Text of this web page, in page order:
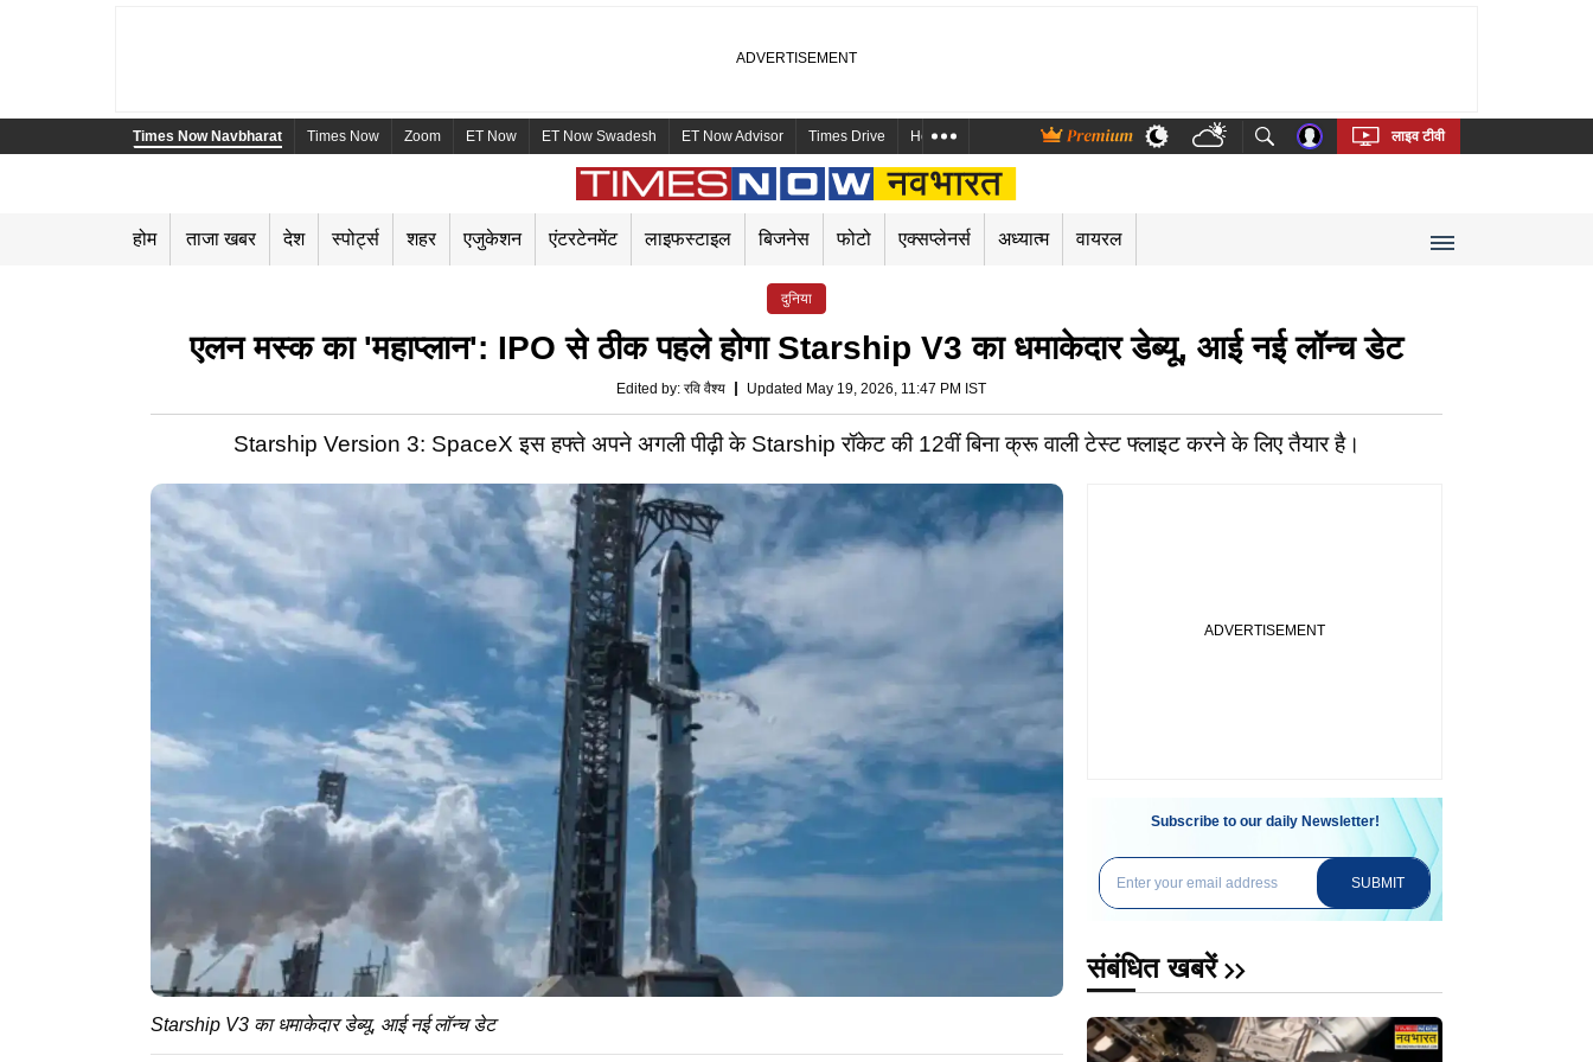
Times Now Navbharat Times Now Zoom ET Now ET Now Swadesh ET Now Advisor Times Drive Health and Me Marathi Bengali Telugu Tamil Kannada Malayalam
लाइव टीवी
होम ताजा खबर देश स्पोर्ट्स शहर एजुकेशन एंटरटेनमेंट लाइफस्टाइल बिजनेस फोटो एक्सप्लेनर्स अध्यात्म वायरल
दुनिया
एलन मस्क का 'महाप्लान': IPO से ठीक पहले होगा Starship V3 का धमाकेदार डेब्यू, आई नई लॉन्च डेट
Edited by: रवि वैश्य Updated May 19, 2026, 11:47 PM IST
Starship Version 3: SpaceX इस हफ्ते अपने अगली पीढ़ी के Starship रॉकेट की 12वीं बिना क्रू वाली टेस्ट फ्लाइट करने के लिए तैयार है।
Starship V3 का धमाकेदार डेब्यू, आई नई लॉन्च डेट
Subscribe to our daily Newsletter!
SUBMIT
संबंधित खबरें